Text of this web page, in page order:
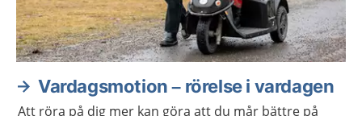
Vardagsmotion – rörelse i vardagen
Att röra på dig mer kan göra att du mår bättre på